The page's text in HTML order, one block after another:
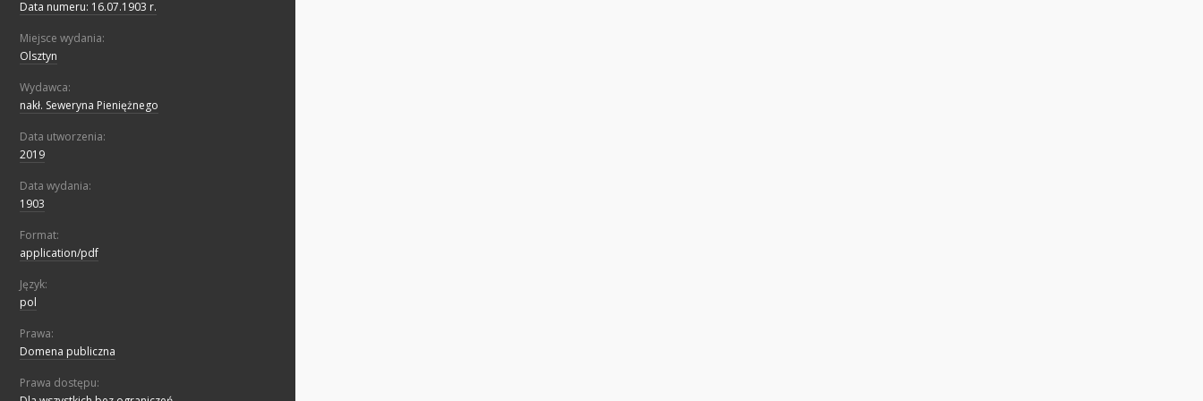
Data numeru: 16.07.1903 r.
Miejsce wydania:
Olsztyn
Wydawca:
nakł. Seweryna Pieniężnego
Data utworzenia:
2019
Data wydania:
1903
Format:
application/pdf
Język:
pol
Prawa:
Domena publiczna
Prawa dostępu: